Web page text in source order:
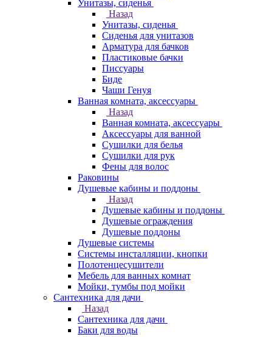
Унитазы, сиденья
Назад
Унитазы, сиденья
Сиденья для унитазов
Арматура для бачков
Пластиковые бачки
Писсуары
Биде
Чаши Генуя
Ванная комната, аксессуары
Назад
Ванная комната, аксессуары
Аксессуары для ванной
Сушилки для белья
Сушилки для рук
Фены для волос
Раковины
Душевые кабины и поддоны
Назад
Душевые кабины и поддоны
Душевые ограждения
Душевые поддоны
Душевые системы
Системы инсталляции, кнопки
Полотенцесушители
Мебель для ванных комнат
Мойки, тумбы под мойки
Сантехника для дачи
Назад
Сантехника для дачи
Баки для воды